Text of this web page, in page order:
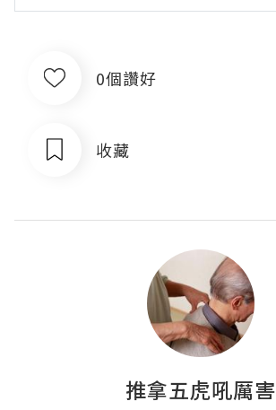
0個讚好
收藏
推拿五虎吼厲害